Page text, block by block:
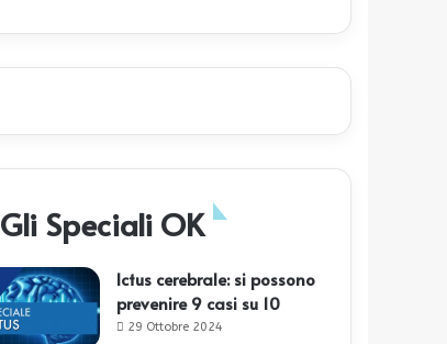
Gli Speciali OK
Ictus cerebrale: si possono
prevenire 9 casi su 10
29 Ottobre 2024